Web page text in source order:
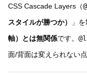
CSS Cascade Layers（
スタイルが勝つか）
」
軸）とは無関係です。
面/背面は変えられない